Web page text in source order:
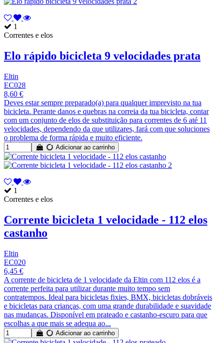
1
Correntes e elos
Elo rápido bicicleta 9 velocidades prata
Eltin
EC028
8,60 €
Deves estar sempre preparado(a) para qualquer imprevisto na tua
bicicleta. Perante danos e quebras na correia da tua bicicleta, contar
com um conjunto de elos de substituição para correntes de 6 até 11
velocidades, dependendo da que utilizares, fará com que soluciones
o problema de forma rápida e muito eficiente.
Adicionar ao carrinho
1
Correntes e elos
Corrente bicicleta 1 velocidade - 112 elos
castanho
Eltin
EC020
6,45 €
A corrente de bicicleta de 1 velocidade da Eltin com 112 elos é a
corrente perfeita para utilizar durante muito tempo sem
contratempos. Ideal para bicicletas fixies, BMX, bicicletas dobráveis
e bicicletas para crianças, com uma grande durabilidade e suavidade
nas mudanças. Disponível em prateado e castanho-escuro para que
escolhas a que mais se adequa ao...
Adicionar ao carrinho